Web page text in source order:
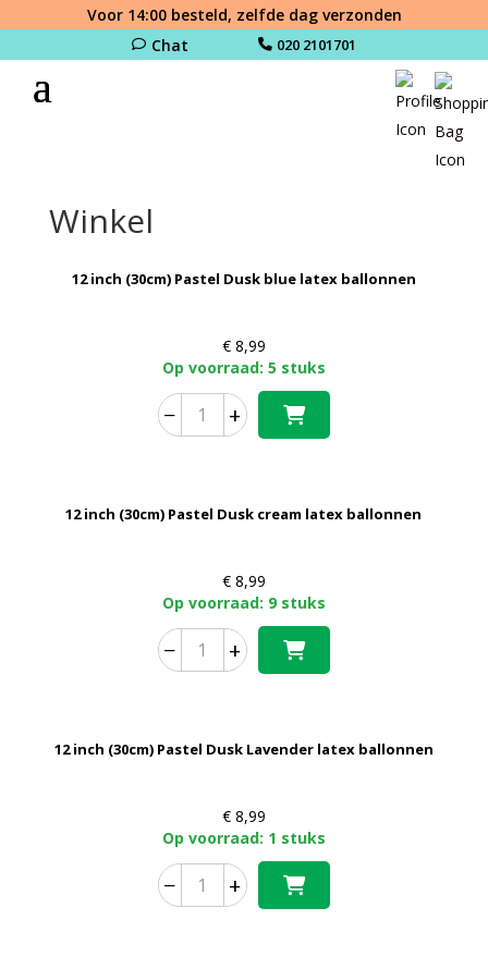
Voor 14:00 besteld, zelfde dag verzonden
Chat
020 2101701
Winkel
12 inch (30cm) Pastel Dusk blue latex ballonnen
€8,99
Op voorraad: 5 stuks
− +
12 inch (30cm) Pastel Dusk cream latex ballonnen
€8,99
Op voorraad: 9 stuks
− +
12 inch (30cm) Pastel Dusk Lavender latex ballonnen
€8,99
Op voorraad: 1 stuks
− +